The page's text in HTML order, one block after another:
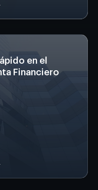
en el
Financiero